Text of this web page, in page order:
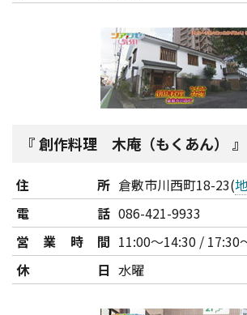
創作料理 木庵（もくあん）
住所 倉敷市川西町18-23(
電話 086-421-9933
営業時間 11:00～14:30 / 17:30
休日 水曜